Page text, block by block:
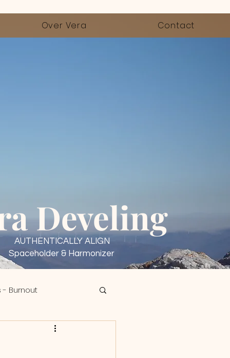
Over Vera Contact
Develing
AUTHENTICALLY ALIGN
Spaceholder & Harmonizer
- Burnout